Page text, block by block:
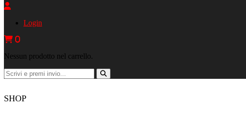
Login
0
Nessun prodotto nel carrello.
SHOP